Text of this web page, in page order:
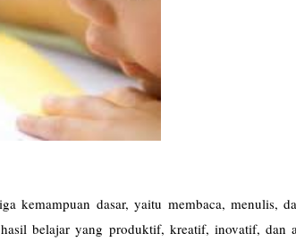
kemampuan dasar, yaitu membaca, menulis,
belajar yang produktif, kreatif, inovatif,